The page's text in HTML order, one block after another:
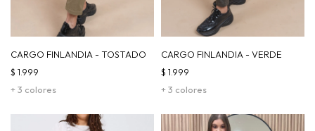
CARGO FINLANDIA - TOSTADO
+ 3 colores
$ 1.999
CARGO FINLANDIA - VERDE
+ 3 colores
$ 1.999